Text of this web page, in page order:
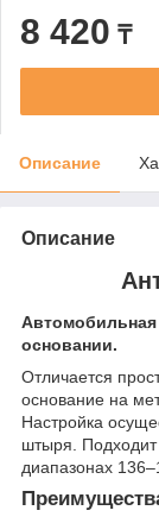
8 420 ₸
Описание
Описание
Автомобильная
основании.
Отличается
основание на
Настройка
штыря.
диапазонах